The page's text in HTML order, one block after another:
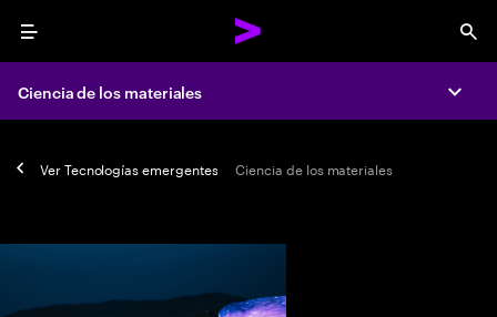
Menu
Ciencia de los materiales
VerTecnologías emergentes Ciencia de los materiales